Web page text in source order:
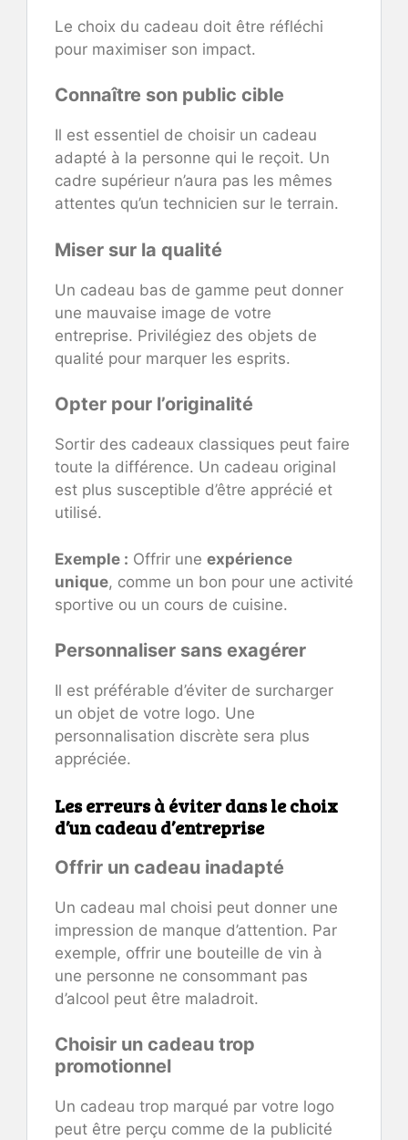
Le choix du cadeau doit être réfléchi
pour maximiser son impact.
Connaître son public cible
Il est essentiel de choisir un cadeau
adapté à la personne qui le reçoit. Un
cadre supérieur n’aura pas les mêmes
attentes qu’un technicien sur le terrain.
Miser sur la qualité
Un cadeau bas de gamme peut donner
une mauvaise image de votre
entreprise. Privilégiez des objets de
qualité pour marquer les esprits.
Opter pour l’originalité
Sortir des cadeaux classiques peut faire
toute la différence. Un cadeau original
est plus susceptible d’être apprécié et
utilisé.
Exemple : Offrir une expérience
unique, comme un bon pour une activité
sportive ou un cours de cuisine.
Personnaliser sans exagérer
Il est préférable d’éviter de surcharger
un objet de votre logo. Une
personnalisation discrète sera plus
appréciée.
Les erreurs à éviter dans le choix
d’un cadeau d’entreprise
Offrir un cadeau inadapté
Un cadeau mal choisi peut donner une
impression de manque d’attention. Par
exemple, offrir une bouteille de vin à
une personne ne consommant pas
d’alcool peut être maladroit.
Choisir un cadeau trop
promotionnel
Un cadeau trop marqué par votre logo
peut être perçu comme de la publicité